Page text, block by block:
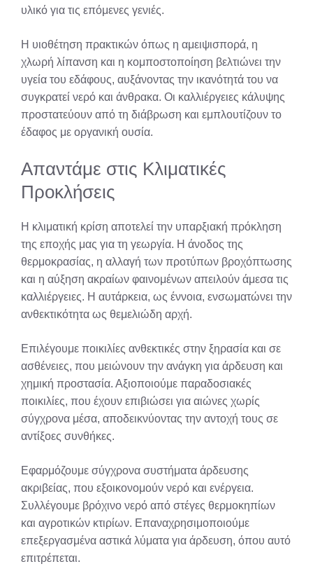
υλικό για τις επόμενες γενιές.
Η υιοθέτηση πρακτικών όπως η αμειψισπορά, η
χλωρή λίπανση και η κομποστοποίηση βελτιώνει την
υγεία του εδάφους, αυξάνοντας την ικανότητά του να
συγκρατεί νερό και άνθρακα. Οι καλλιέργειες κάλυψης
προστατεύουν από τη διάβρωση και εμπλουτίζουν το
έδαφος με οργανική ουσία.
Απαντάμε στις Κλιματικές
Προκλήσεις
Η κλιματική κρίση αποτελεί την υπαρξιακή πρόκληση
της εποχής μας για τη γεωργία. Η άνοδος της
θερμοκρασίας, η αλλαγή των προτύπων βροχόπτωσης
και η αύξηση ακραίων φαινομένων απειλούν άμεσα τις
καλλιέργειες. Η αυτάρκεια, ως έννοια, ενσωματώνει την
ανθεκτικότητα ως θεμελιώδη αρχή.
Επιλέγουμε ποικιλίες ανθεκτικές στην ξηρασία και σε
ασθένειες, που μειώνουν την ανάγκη για άρδευση και
χημική προστασία. Αξιοποιούμε παραδοσιακές
ποικιλίες, που έχουν επιβιώσει για αιώνες χωρίς
σύγχρονα μέσα, αποδεικνύοντας την αντοχή τους σε
αντίξοες συνθήκες.
Εφαρμόζουμε σύγχρονα συστήματα άρδευσης
ακριβείας, που εξοικονομούν νερό και ενέργεια.
Συλλέγουμε βρόχινο νερό από στέγες θερμοκηπίων
και αγροτικών κτιρίων. Επαναχρησιμοποιούμε
επεξεργασμένα αστικά λύματα για άρδευση, όπου αυτό
επιτρέπεται.